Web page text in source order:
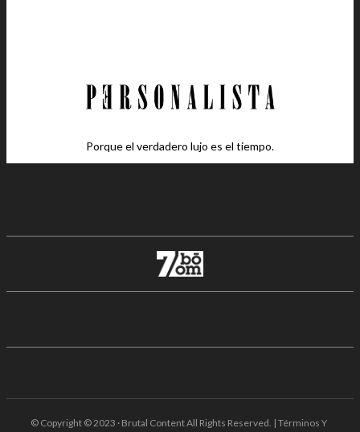
Porque el verdadero lujo es el tiempo.
© Copyright © 2023 · Brutal Content All Rights Reserved. | Términos Y